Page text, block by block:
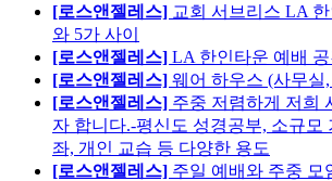
[로스앤젤레스] 교회 서브리스 LA
와 5가 사이
[로스앤젤레스] LA 한인타운 예배
[로스앤젤레스] 웨어 하우스 (사무실,
[로스앤젤레스] 주중 저렴하게 저희
자 합니다.-평신도 성경공부, 소규모
좌, 개인 교습 등 다양한 용도
[로스앤젤레스] 주일 예배와 주중 모